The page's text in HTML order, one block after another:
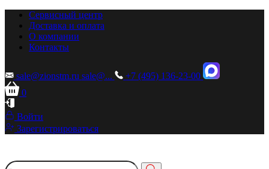
Сервисный центр
Доставка и оплата
О компании
Контакты
sale@zionstm.ru sale@...
+7 (495) 136-23-00
0
Войти
Зарегистрироваться